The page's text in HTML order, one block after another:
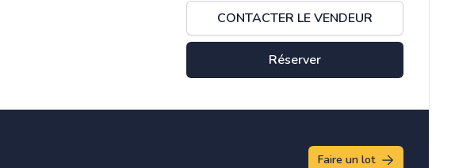
CONTACTER LE VENDEUR
Réserver
Faire un lot